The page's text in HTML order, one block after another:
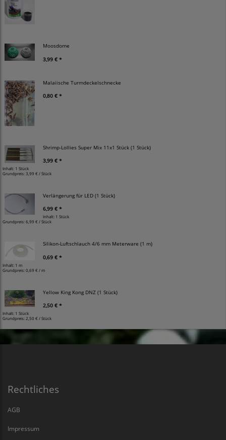
Moosdome
3,99 € *
Malaiische Turmdeckelschnecke
0,80 € *
Shrimp-Lollies Super Mix 11x1 Stück (1 Stück)
3,99 € *
Inhalt: 1 Stück
Grundpreis:3,99 € / Stück
Verlängerung für LED (1 Stück)
6,99 € *
Inhalt: 1 Stück
Grundpreis:6,99 € / Stück
Silikon-Luftschlauch 4/6 mm Meterware (1 m)
0,69 € *
Inhalt: 1 m
Grundpreis:0,69 € / m
Yellow King Kong DNZ (1 Stück)
2,50 € *
Inhalt: 1 Stück
Grundpreis: 2,50 € / Stück
Rechtliches
AGB
Impressum